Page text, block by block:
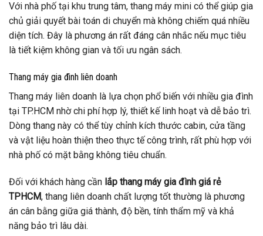
Với nhà phố tại khu trung tâm, thang máy mini có thể giúp gia
chủ giải quyết bài toán di chuyển mà không chiếm quá nhiều
diện tích. Đây là phương án rất đáng cân nhắc nếu mục tiêu
là tiết kiệm không gian và tối ưu ngân sách.
Thang máy gia đình liên doanh
Thang máy liên doanh là lựa chọn phổ biến với nhiều gia đình
tại TP.HCM nhờ chi phí hợp lý, thiết kế linh hoạt và dễ bảo trì.
Dòng thang này có thể tùy chỉnh kích thước cabin, cửa tầng
và vật liệu hoàn thiện theo thực tế công trình, rất phù hợp với
nhà phố có mặt bằng không tiêu chuẩn.
Đối với khách hàng cần lắp thang máy gia đình giá rẻ
TPHCM, thang liên doanh chất lượng tốt thường là phương
án cân bằng giữa giá thành, độ bền, tính thẩm mỹ và khả
năng bảo trì lâu dài.